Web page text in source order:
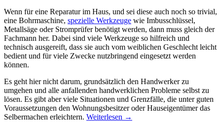
Wenn für eine Reparatur im Haus, und sei diese auch noch so trivial,
eine Bohrmaschine, spezielle Werkzeuge wie Imbusschlüssel,
Metallsäge oder Stromprüfer benötigt werden, dann muss gleich der
Fachmann her. Dabei sind viele Werkzeuge so hilfreich und
technisch ausgereift, dass sie auch vom weiblichen Geschlecht leicht
bedient und für viele Zwecke nutzbringend eingesetzt werden
können.
Es geht hier nicht darum, grundsätzlich den Handwerker zu
umgehen und alle anfallenden handwerklichen Probleme selbst zu
lösen. Es gibt aber viele Situationen und Grenzfälle, die unter guten
Voraussetzungen den Wohnungsbesitzer oder Hauseigentümer das
Selbermachen erleichtern. Weiterlesen →